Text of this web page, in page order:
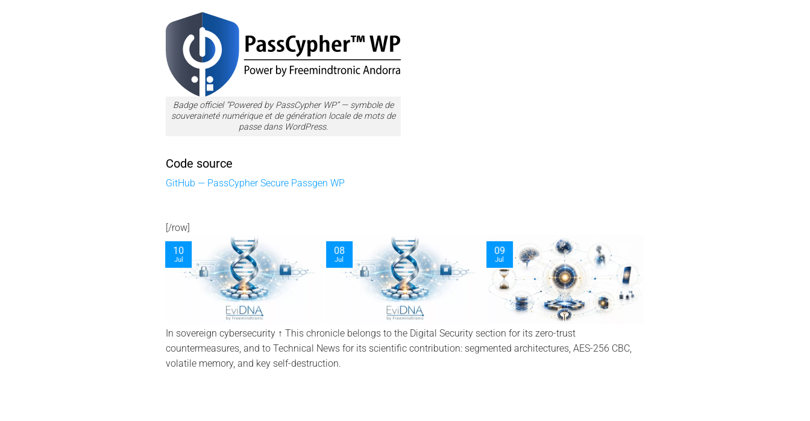
Badge officiel “Powered by PassCypher WP” — symbole de
souveraineté numérique et de génération locale de mots de
passe dans WordPress.
Code source
GitHub — PassCypher Secure Passgen WP
[/row]
06
Aug
03
Oct
30
Sep
In sovereign cybersecurity ↑ This chronicle belongs to the Digital Security section for its zero-trust
countermeasures, and to Technical News for its scientific contribution: segmented architectures, AES-256 CBC,
volatile memory, and key self-destruction.